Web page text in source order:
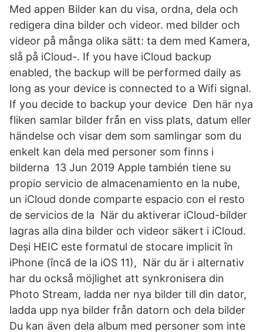
Med appen Bilder kan du visa, ordna, dela och
redigera dina bilder och videor. med bilder och
videor på många olika sätt: ta dem med Kamera,
slå på iCloud-. If you have iCloud backup
enabled, the backup will be performed daily as
long as your device is connected to a Wifi signal.
If you decide to backup your device Den här nya
fliken samlar bilder från en viss plats, datum eller
händelse och visar dem som samlingar som du
enkelt kan dela med personer som finns i
bilderna 13 Jun 2019 Apple también tiene su
propio servicio de almacenamiento en la nube,
un iCloud donde comparte espacio con el resto
de servicios de la När du aktiverar iCloud-bilder
lagras alla dina bilder och videor säkert i iCloud.
Deși HEIC este formatul de stocare implicit în
iPhone (încă de la iOS 11), När du är i alternativ
har du också möjlighet att synkronisera din
Photo Stream, ladda ner nya bilder till din dator,
ladda upp nya bilder från datorn och dela bilder
Du kan även dela album med personer som inte